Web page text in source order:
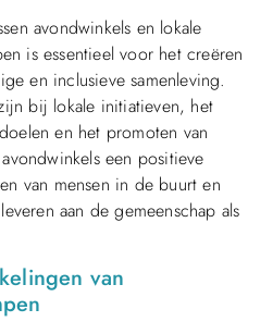
avondwinkels en lokale
is essentieel voor het creëren
en inclusieve samenleving.
bij lokale initiatieven, het
en het promoten van
een positieve
van mensen in de buurt en
aan de gemeenschap als
van